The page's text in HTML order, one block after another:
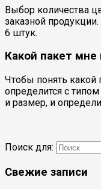
Выбор количества
заказной
6 штук.
Какой пакет мне
Чтобы понять
определится с
и размер, и
Поиск для:
Свежие записи